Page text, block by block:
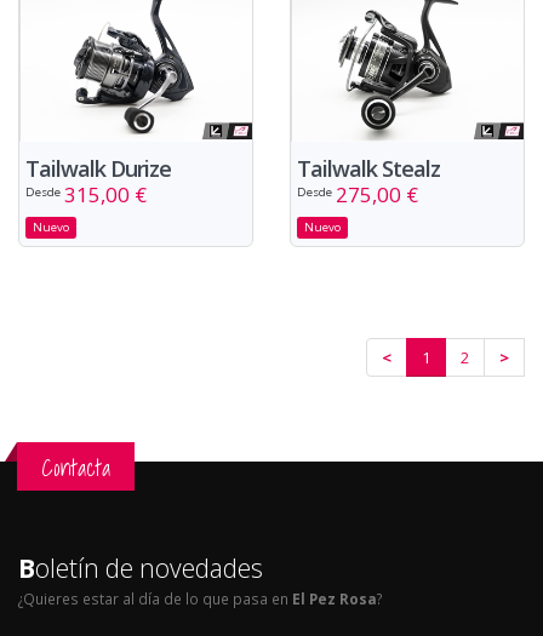
Tailwalk Durize
Desde 315,00 €
Nuevo
Tailwalk Stealz
Desde 275,00 €
Nuevo
< 1 2 >
Contacta
Boletín de novedades
¿Quieres estar al día de lo que pasa en El Pez Rosa?